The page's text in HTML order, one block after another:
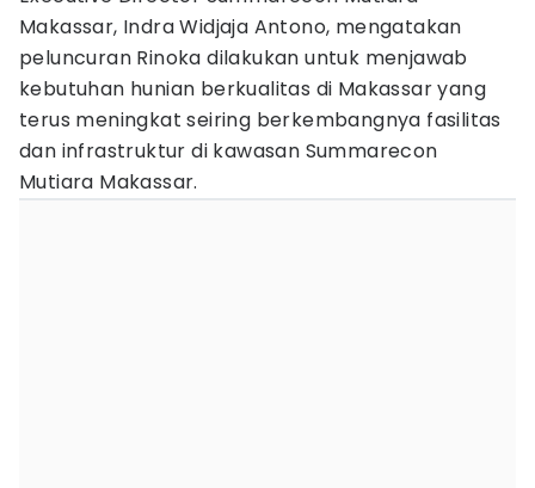
Makassar, Indra Widjaja Antono, mengatakan
peluncuran Rinoka dilakukan untuk menjawab
kebutuhan hunian berkualitas di Makassar yang
terus meningkat seiring berkembangnya fasilitas
dan infrastruktur di kawasan Summarecon
Mutiara Makassar.